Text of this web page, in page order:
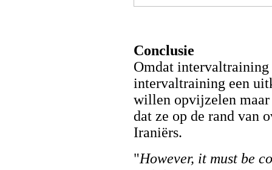
Conclusie
Omdat
intervaltraining een
willen opvijzelen
dat ze op de rand van
Iraniërs.
"However, it must be